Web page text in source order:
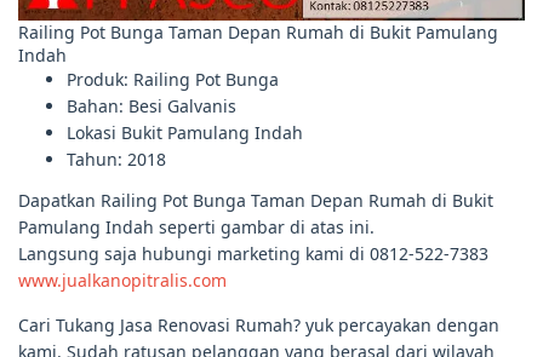
Railing Pot Bunga Taman Depan Rumah di Bukit Pamulang
Indah
Produk: Railing Pot Bunga
Bahan: Besi Galvanis
Lokasi Bukit Pamulang Indah
Tahun: 2018
Dapatkan Railing Pot Bunga Taman Depan Rumah di Bukit
Pamulang Indah seperti gambar di atas ini.
Langsung saja hubungi marketing kami di 0812-522-7383
www.jualkanopitralis.com
Cari Tukang Jasa Renovasi Rumah? yuk percayakan dengan
kami. Sudah ratusan pelanggan yang berasal dari wilayah